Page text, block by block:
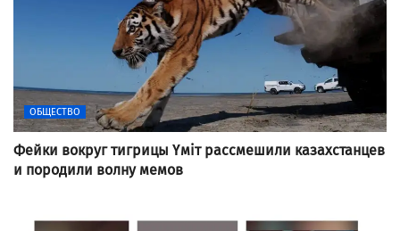
ОБЩЕСТВО
Фейки вокруг тигрицы Үміт рассмешили казахстанцев
и породили волну мемов